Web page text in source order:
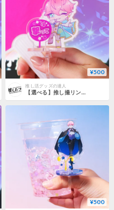
¥500
推し活グッズの達人
【選べる】推し撮リング 応援うちわ 撃って 全9色
¥500